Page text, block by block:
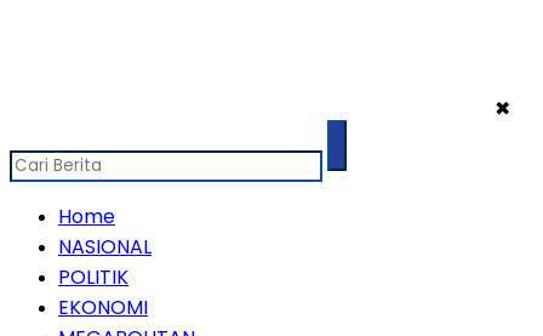
✖
Home
NASIONAL
POLITIK
EKONOMI